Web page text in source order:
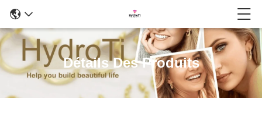
Détails Des Produits